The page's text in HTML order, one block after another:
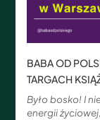
BABA OD
TARGACH
Było bosko! I
energii